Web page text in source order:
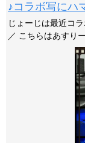
♪コラボ写にハ
じょーじは最近コ
／ こちらはあすり